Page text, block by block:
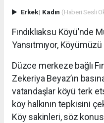
Erkek| Kadın (Haberi Sesli
Fındıklıaksu Köyü’nde
Yansıtmıyor,
Düzce merkeze bağlı
Zekeriya Beyaz’ın
vatandaşlar köyü terk
köy halkının tepkisini
Köy sakinleri, söz